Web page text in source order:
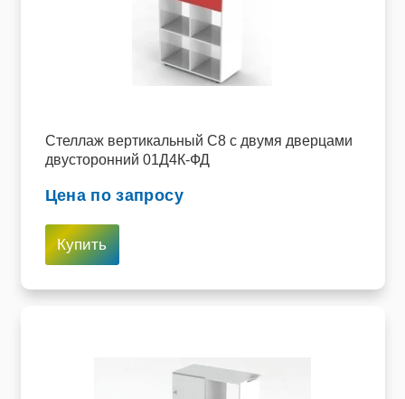
Стеллаж вертикальный C8 с двумя дверцами
двусторонний 01Д4К-ФД
Цена по запросу
Купить